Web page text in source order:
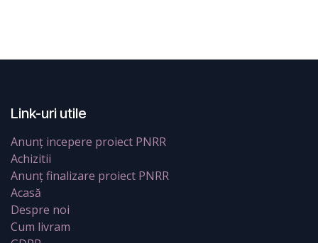
Link-uri utile
Anunț incepere proiect PNRR
Achizitii
Anunț finalizare proiect PNRR
Acasă
Despre noi
Cum livram